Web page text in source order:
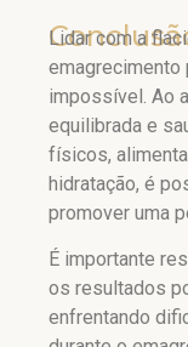
Lidar com a
emagrecimento
impossível. Ao
equilibrada e
físicos,
hidratação, é
promover uma
É importante
os resultados
enfrentando